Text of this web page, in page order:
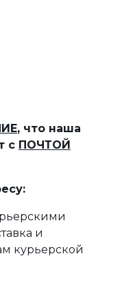
, что наша
с ПОЧТОЙ
и
курьерской